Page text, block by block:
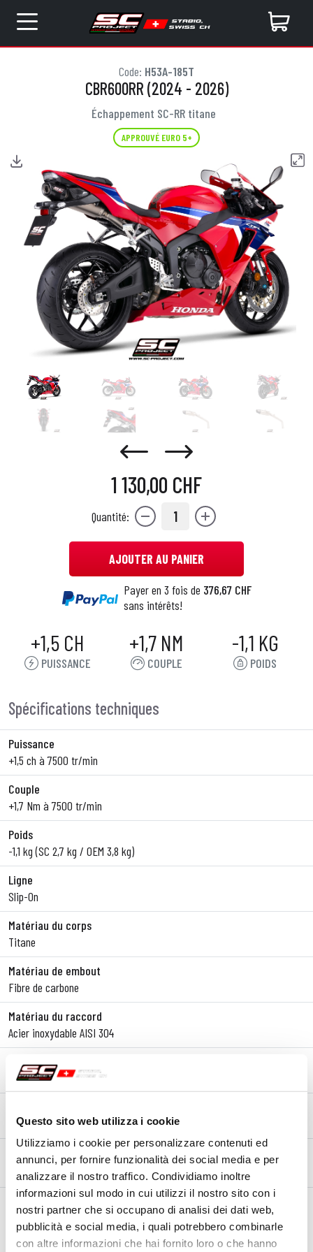
Questo sito web utilizza i cookie
Utilizziamo i cookie per personalizzare contenuti ed
annunci, per fornire funzionalità dei social media e per
analizzare il nostro traffico. Condividiamo inoltre
informazioni sul modo in cui utilizzi il nostro sito con i
nostri partner che si occupano di analisi dei dati web,
pubblicità e social media, i quali potrebbero combinarle
con altre informazioni che hai fornito loro o che hanno
Code: H53A-185T
CBR600RR (2024 - 2026)
Échappement SC-RR titane
APPROUVÉ EURO 5+
1 130,00 CHF
Quantité: 1
AJOUTER AU PANIER
Payer en 3 fois de 376,67 CHF
sans intérêts!
+1,5 CH
PUISSANCE
+1,7 NM
COUPLE
-1,1 KG
POIDS
Spécifications techniques
Puissance
+1,5 ch à 7500 tr/min
Couple
+1,7 Nm à 7500 tr/min
Poids
-1,1 kg (SC 2,7 kg / OEM 3,8 kg)
Ligne
Slip-On
Matériau du corps
Titane
Matériau de embout
Fibre de carbone
Matériau du raccord
Acier inoxydable AISI 304
Type de Fixation
Support
Oui - Approuvé pour un usage routier - Euro 5+
DESCRIPTION CONTENU DU KIT MANUEL D'INSTALLATION
Description
La nouvelleHonda CBR600RRa réintroduit l’un des détails
stylistiques les plus emblématiques de tous les temps :